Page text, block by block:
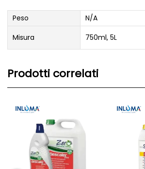
Peso
N/A
Misura
750ml, 5L
Prodotti correlati